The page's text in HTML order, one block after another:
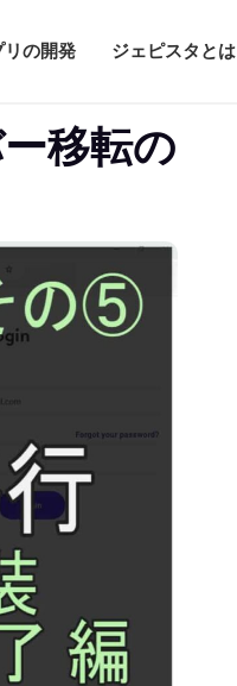
リの開発 ジェピスタとは
移転の